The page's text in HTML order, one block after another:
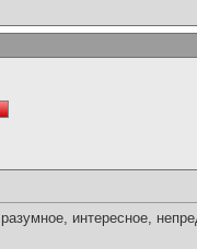
интересное,